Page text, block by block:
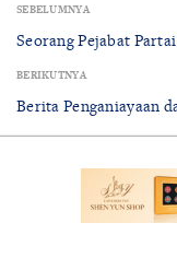
SEBELUMNYA
Seorang Pejabat
BERIKUTNYA
Berita Penganiayaan